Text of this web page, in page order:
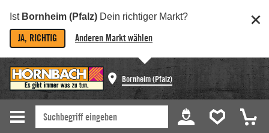
Ist Bornheim (Pfalz) Dein richtiger Markt?
JA, RICHTIG Anderen Markt wählen
Bornheim (Pfalz)